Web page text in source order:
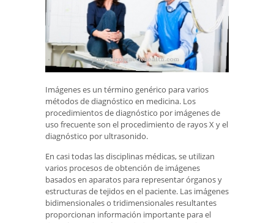
Imágenes es un término genérico para varios
métodos de diagnóstico en medicina. Los
procedimientos de diagnóstico por imágenes de
uso frecuente son el procedimiento de rayos X y el
diagnóstico por ultrasonido.
En casi todas las disciplinas médicas, se utilizan
varios procesos de obtención de imágenes
basados ​​en aparatos para representar órganos y
estructuras de tejidos en el paciente. Las imágenes
bidimensionales o tridimensionales resultantes
proporcionan información importante para el